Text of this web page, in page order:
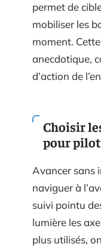
permet de
mobiliser les
moment.
anecdotique,
d’action de
Choisir
pour
Avancer sans
naviguer à
suivi pointu
lumière les
plus utilisés,